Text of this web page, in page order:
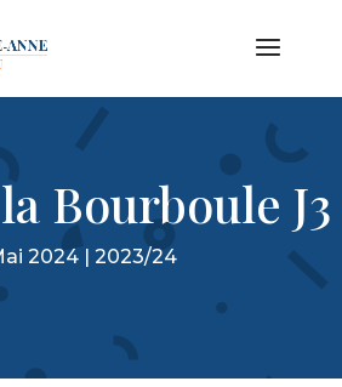
Bourboule J3
2024 | 2023/24